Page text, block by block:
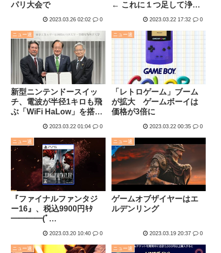
パリ大会で
2023.03.26 02:02 0
← これに１つ足して浄化
2023.03.22 17:32 0
ニュー速
新型ニンテンドースイッ
チ、電波が半径1キロも飛
ぶ「WiFi HaLow」を搭載
2023.03.22 01:04 0
ニュー速
「レトロゲーム」ブーム
が拡大 ゲームボーイは
価格が3倍に
2023.03.22 00:35 0
ニュー速
『ファイナルファンタジ
ー16』、税込9900円ｷﾀ
━━━━(ﾟ
2023.03.20 10:40 0
ニュー速
ゲームオブザイヤーはエ
ルデンリング
2023.03.19 20:37 0
ニュー速 ニュー速